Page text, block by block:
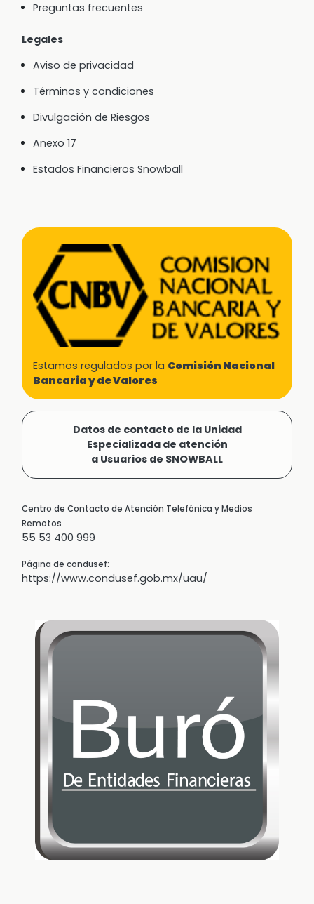
Preguntas frecuentes
Legales
Aviso de privacidad
Términos y condiciones
Divulgación de Riesgos
Anexo 17
Estados Financieros Snowball
Estamos regulados por la Comisión Nacional
Bancaria y de Valores
Datos de contacto de la Unidad
Especializada de atención
a Usuarios de SNOWBALL
Centro de Contacto de Atención Telefónica y Medios
Remotos
55 53 400 999
Página de condusef:
https://www.condusef.gob.mx/uau/